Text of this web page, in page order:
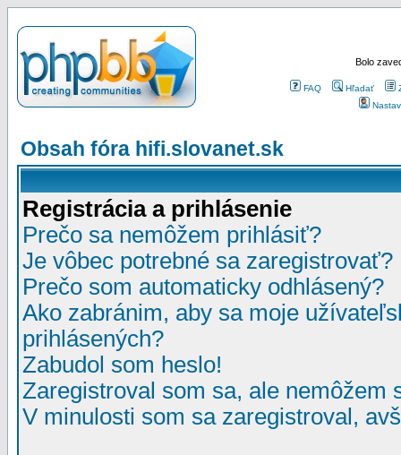
Bolo
FAQ Hľadať
Obsah fóra hifi.slovanet.sk
Registrácia a prihlásenie
Prečo sa nemôžem prihlásiť?
Je vôbec potrebné sa zaregistrovať?
Prečo som automaticky odhlásený?
Ako zabránim, aby sa moje
prihlásených?
Zabudol som heslo!
Zaregistroval som sa, ale nemôžem
V minulosti som sa zaregistroval,